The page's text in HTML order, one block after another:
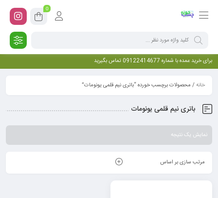
0
برای خرید عمده با شماره 09122414677 تماس بگیرید
خانه/ محصولات برچسب خورده “باتری نیم قلمی یونومات”
باتری نیم قلمی یونومات
نمایش یک نتیجه
مرتب سازی بر اساس